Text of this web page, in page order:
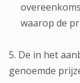
waarop de
5. De in het
genoemde